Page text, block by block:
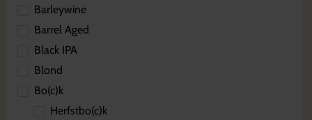
Barleywine
Barrel Aged
Black IPA
Blond
Bo(c)k
Herfstbo(c)k